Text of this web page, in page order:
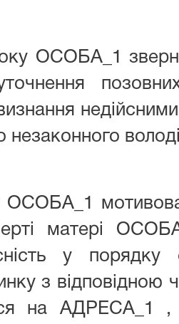
ОСОБА_1
недійсними
незаконного
ОСОБА_1
матері
у порядку
з відповідною
на АДРЕСА_1 ,